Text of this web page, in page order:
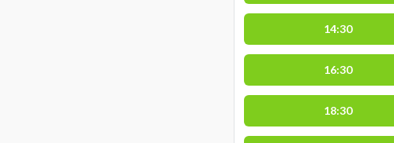
14:30
16:30
18:30